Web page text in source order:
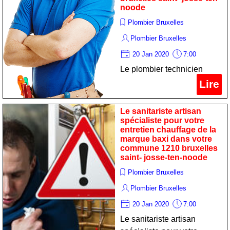
noode
Plombier Bruxelles
Plombier Bruxelles
20 Jan 2020 7:00
Le plombier technicien
professionnel pour votre
nettoyage chaudiere de la
marque de dietrich dans
votre commune 1210
bruxelles saint- josse-ten-
noode
Lire
Le sanitariste artisan
spécialiste pour votre
entretien chauffage de la
marque baxi dans votre
commune 1210 bruxelles
saint- josse-ten-noode
Plombier Bruxelles
Plombier Bruxelles
20 Jan 2020 7:00
Le sanitariste artisan